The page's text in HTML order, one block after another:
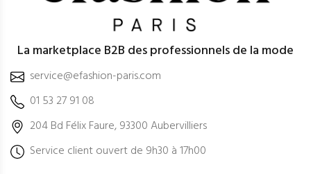
La marketplace B2B des professionnels de la mode
service@efashion-paris.com
01 53 27 91 08
204 Bd Félix Faure, 93300 Aubervilliers
Service client ouvert de 9h30 à 17h00